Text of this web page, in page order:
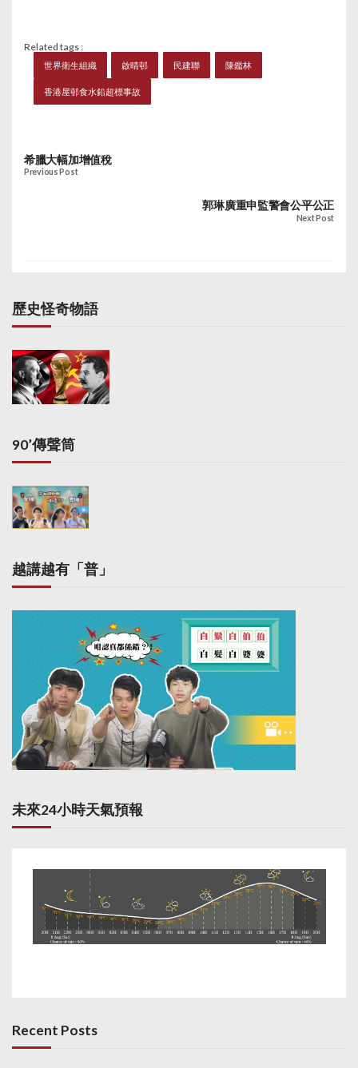
Related tags :
世界衛生組織 啟晴邨 民建聯 陳鑑林
香港屋邨食水鉛超標事故
希臘大幅加增值稅
Previous Post
郭琳廣重申監警會公平公正
Next Post
歷史怪奇物語
90’傳聲筒
越講越有「普」
未來24小時天氣預報
Recent Posts